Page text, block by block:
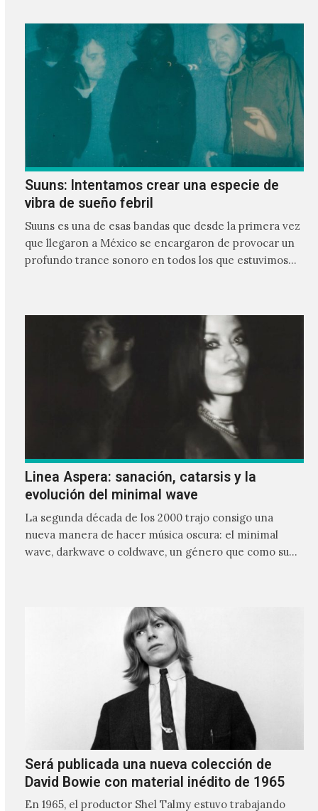
Suuns: Intentamos crear una especie de
vibra de sueño febril
Suuns es una de esas bandas que desde la primera vez
que llegaron a México se encargaron de provocar un
profundo trance sonoro en todos los que estuvimos
Linea Aspera: sanación, catarsis y la
evolución del minimal wave
La segunda década de los 2000 trajo consigo una
nueva manera de hacer música oscura: el minimal
wave, darkwave o coldwave, un género que como su
Será publicada una nueva colección de
David Bowie con material inédito de 1965
En 1965, el productor Shel Talmy estuvo trabajando